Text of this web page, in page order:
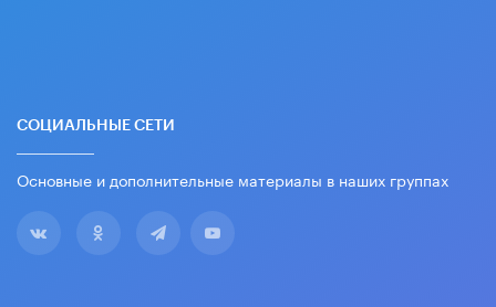
СОЦИАЛЬНЫЕ СЕТИ
Основные и дополнительные материалы в наших группах